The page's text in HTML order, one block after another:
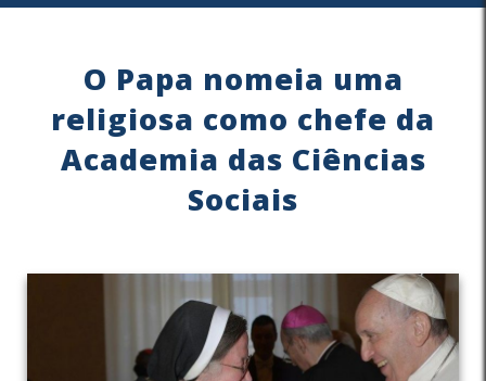
O Papa nomeia uma
religiosa como chefe da
Academia das Ciências
Sociais